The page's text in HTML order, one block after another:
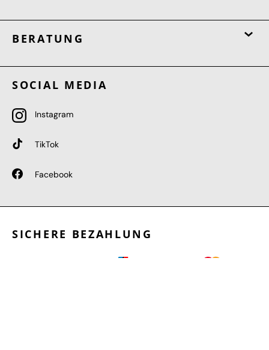
BERATUNG
SOCIAL MEDIA
Instagram
TikTok
Facebook
SICHERE BEZAHLUNG